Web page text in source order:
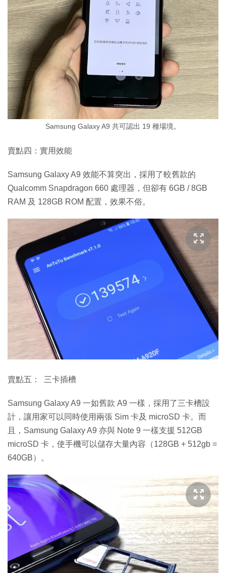
Samsung Galaxy A9 共可認出 19 種場境。
賣點四：實用效能
Samsung Galaxy A9 效能不算突出，採用了較舊款的
Qualcomm Snapdragon 660 處理器，但卻有 6GB / 8GB
RAM 及 128GB ROM 配置，效果不俗。
賣點五： 三卡插槽
Samsung Galaxy A9 一如舊款 A9 一樣，採用了三卡槽設
計，讓用家可以同時使用兩張 Sim 卡及 microSD 卡。而
且，Samsung Galaxy A9 亦與 Note 9 一樣支援 512GB
microSD 卡，使手機可以儲存大量內容（128GB + 512gb =
640GB）。